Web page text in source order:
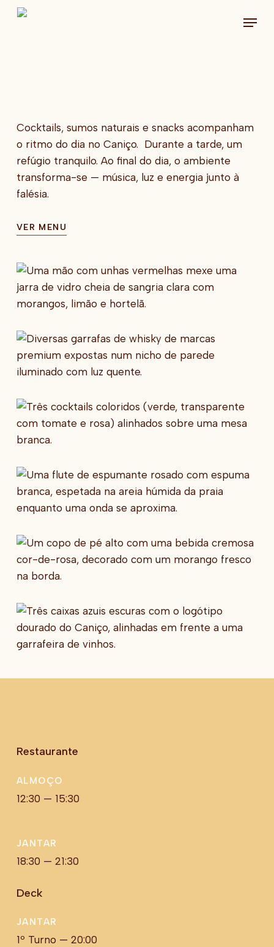
Skip
Menu
Cocktails, sumos naturais e snacks acompanham
o ritmo do dia no Caniço. Durante a tarde, um
refúgio tranquilo. Ao final do dia, o ambiente
transforma-se — música, luz e energia junto à
falésia.
VER MENU
Restaurante
ALMOÇO
12:30 — 15:30
JANTAR
18:30 — 21:30
Deck
JANTAR
1º Turno — 20:00